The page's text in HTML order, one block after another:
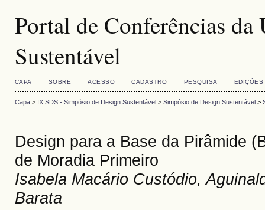
Portal de Conferências
Sustentável
CAPA SOBRE ACESSO CADASTRO PESQUISA EDIÇÕES
Capa> IX SDS - Simpósio de Design Sustentável> Simpósio de Design Sustentável>
Design para a Base da Pirâmide
de Moradia Primeiro
Isabela Macário Custódio,
Barata